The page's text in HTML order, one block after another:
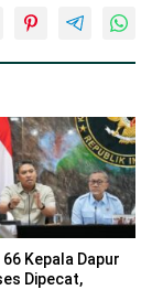
Kepala Dapur
Dipecat,